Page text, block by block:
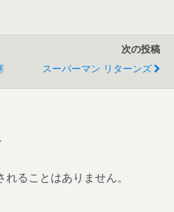
次の投稿
スーパーマン リターンズ
ることはありません。